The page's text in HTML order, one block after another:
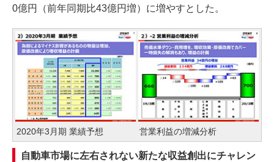
0億円（前年同期比43億円増）に増やすとした。
2020年3月期 業績予想 営業利益の増減分析
自動車市場に左右されない新たな収益創出にチャレン